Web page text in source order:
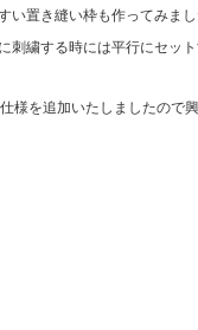
置き縫い枠も作ってみまし
繍する時には平行にセッ
様を追加いたしましたので